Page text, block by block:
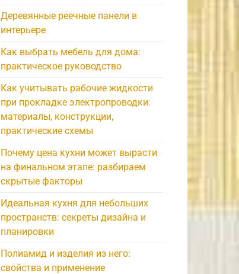
Деревянные реечные панели в
интерьере
Как выбрать мебель для дома:
практическое руководство
Как учитывать рабочие жидкости
при прокладке электропроводки:
материалы, конструкции,
практические схемы
Почему цена кухни может вырасти
на финальном этапе: разбираем
скрытые факторы
Идеальная кухня для небольших
пространств: секреты дизайна и
планировки
Полиамид и изделия из него:
свойства и применение